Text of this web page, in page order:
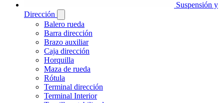
Suspensión y
Dirección
Balero rueda
Barra dirección
Brazo auxiliar
Caja dirección
Horquilla
Maza de rueda
Rótula
Terminal dirección
Terminal Interior